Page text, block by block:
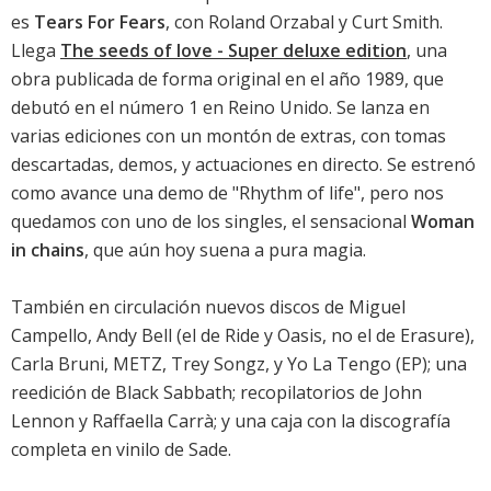
es Tears For Fears, con Roland Orzabal y Curt Smith.
Llega The seeds of love - Super deluxe edition, una
obra publicada de forma original en el año 1989, que
debutó en el número 1 en Reino Unido. Se lanza en
varias ediciones con un montón de extras, con tomas
descartadas, demos, y actuaciones en directo. Se estrenó
como avance una demo de "Rhythm of life", pero nos
quedamos con uno de los singles, el sensacional Woman
in chains, que aún hoy suena a pura magia.
También en circulación nuevos discos de Miguel
Campello, Andy Bell (el de Ride y Oasis, no el de Erasure),
Carla Bruni, METZ, Trey Songz, yYo La Tengo (EP); una
reedición de Black Sabbath; recopilatorios de John
Lennon y Raffaella Carrà; y una caja con la discografía
completa en vinilo de Sade.